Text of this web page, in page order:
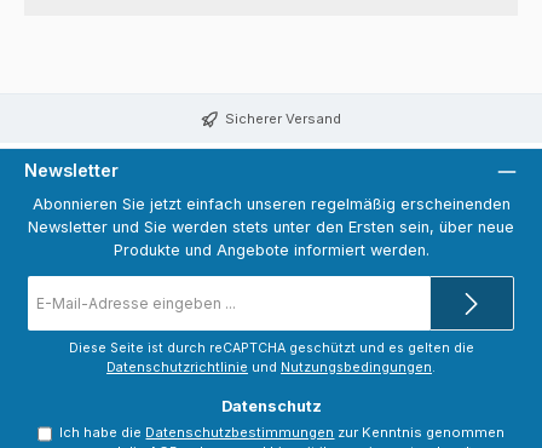
Sicherer Versand
Newsletter
Abonnieren Sie jetzt einfach unseren regelmäßig erscheinenden
Newsletter und Sie werden stets unter den Ersten sein, über neue
Produkte und Angebote informiert werden.
Mail-
Adresse
Diese Seite ist durch reCAPTCHA geschützt und es gelten die
Datenschutzrichtlinie und Nutzungsbedingungen.
Datenschutz
Ich habe die Datenschutzbestimmungen zur Kenntnis genommen